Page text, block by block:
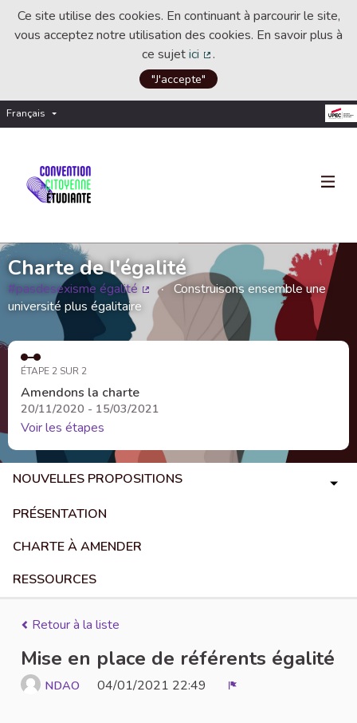
Ce site utilise des cookies. En continuant à parcourir le site,
vous acceptez notre utilisation des cookies. En savoir plus à
ce sujetici
(Lien externe)
.
"J'accepte"
Français Choisir la langue
Charte de l'égalité
#pasdesexisme égalité
(Lien externe)
Construisons ensemble une
université plus égalitaire
ÉTAPE 2 SUR 2
Amendons la charte
20/11/2020 - 15/03/2021
Voir les étapes
NOUVELLES PROPOSITIONS
PRÉSENTATION
CHARTE À AMENDER
RESSOURCES
Retour à la liste
Mise en place de référents égalité
NDAO 04/01/2021 22:49